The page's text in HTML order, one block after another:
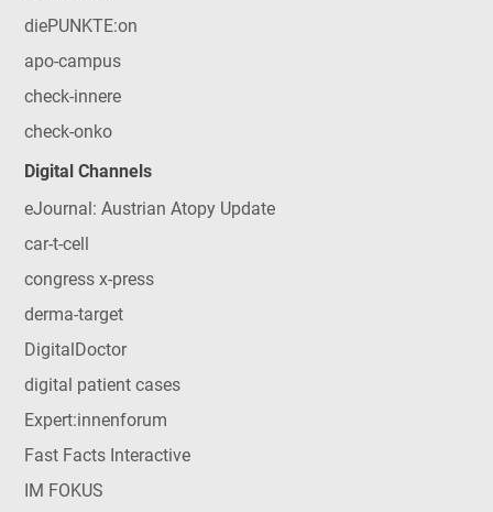
diePUNKTE:on
apo-campus
check-innere
check-onko
Digital Channels
eJournal: Austrian Atopy Update
car-t-cell
congress x-press
derma-target
DigitalDoctor
digital patient cases
Expert:innenforum
Fast Facts Interactive
IM FOKUS